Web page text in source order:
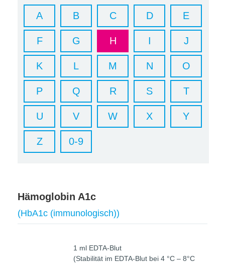
A B C D E
F G H I J
K L M N O
P Q R S T
U V W X Y
Z 0-9
Hämoglobin A1c
(HbA1c (immunologisch))
1 ml EDTA-Blut
(Stabilität im EDTA-Blut bei 4 °C – 8°C